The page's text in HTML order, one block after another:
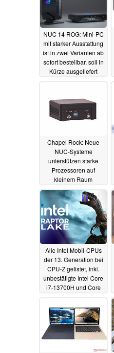
NUC 14 ROG: Mini-PC
mit starker Ausstattung
ist in zwei Varianten ab
sofort bestellbar, soll in
Kürze ausgeliefert
Chapel Rock: Neue
NUC-Systeme
unterstützen starke
Prozessoren auf
kleinem Raum
09.03.2023
Alle Intel Mobil-CPUs
der 13. Generation bei
CPU-Z gelistet, inkl.
unbestätigte Intel Core
i7-13700H und Core